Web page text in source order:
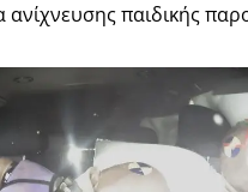
παιδικής